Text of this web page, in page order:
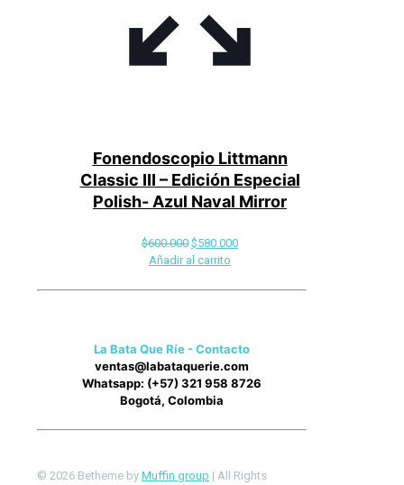
Fonendoscopio Littmann
Classic III – Edición Especial
Polish- Azul Naval Mirror
$600.000 El
precio
era:
$580.000El
es:
Añadir al carrito
La Bata Que Ríe - Contacto
ventas@labataquerie.com
Whatsapp: (+57) 321 958 8726
Bogotá, Colombia
© 2026 Betheme by Muffin group | All Rights